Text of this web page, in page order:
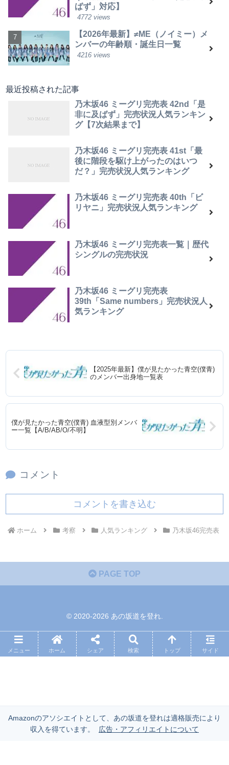
ばず」対応】
4772 views
【2026年最新】≠ME（ノイミー）メ
ンバーの年齢順・誕生日一覧
4216 views
最近投稿された記事
乃木坂46 ミーグリ完売表 42nd「是
非に及ばず」完売状況人気ランキン
グ【7次結果まで】
乃木坂46 ミーグリ完売表 41st「最
後に階段を駆け上がったのはいつ
だ？」完売状況人気ランキング
乃木坂46 ミーグリ完売表 40th「ビ
リヤニ」完売状況人気ランキング
乃木坂46 ミーグリ完売表一覧｜歴代
シングルの完売状況
乃木坂46 ミーグリ完売表
39th「Same numbers」完売状況人
気ランキング
【2025年最新】僕が見たかった青空(僕青)
のメンバー出身地一覧表
僕が見たかった青空(僕青) 血液型別メンバ
ー一覧【A/B/AB/O/不明】
コメント
コメントを書き込む
ホーム 考察 人気ランキング 乃木坂46完売表
PAGE TOP
© 2020-2026 あの坂道を登れ.
メニュー ホーム シェア 検索 トップ サイド
Amazonのアソシエイトとして、あの坂道を登れは適格販売により
収入を得ています。
広告・アフィリエイトについて